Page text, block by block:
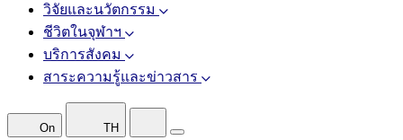
วิจัยและนวัตกรรม
ชีวิตในจุฬาฯ
บริการสังคม
สาระความรู้และข่าวสาร
On TH